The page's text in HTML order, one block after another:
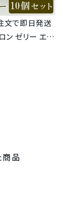
文で即日発送
ン ゼリー エス
り)
品